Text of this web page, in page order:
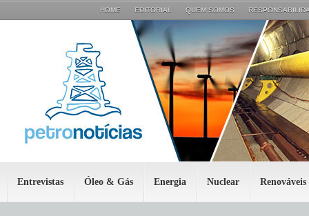
HOME EDITORIAL QUEM SOMOS
Entrevistas Óleo & Gás Energia Nuclear Renováveis